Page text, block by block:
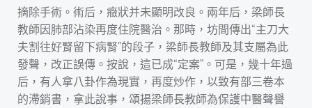
摘除手術。術后，癥狀并未顯明改良。兩年后，梁師長
教師因肺部沾染再度住院醫治。那時，坊間傳出“主刀大
夫割往好腎留下病腎”的段子，梁師長教師及其支屬為此
發聲，改正誤傳。按說，這已成“定案”。可是，幾十年過
后，有人拿八卦作為現實，再度炒作，以致有部三卷本
的滯銷書，拿此說事，頌揚梁師長教師為保護中醫聲譽